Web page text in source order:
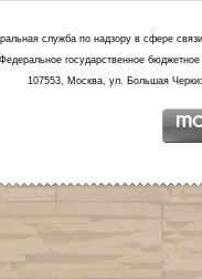
служба по надзору в сфере
государственное
107553, Москва, ул. Большая